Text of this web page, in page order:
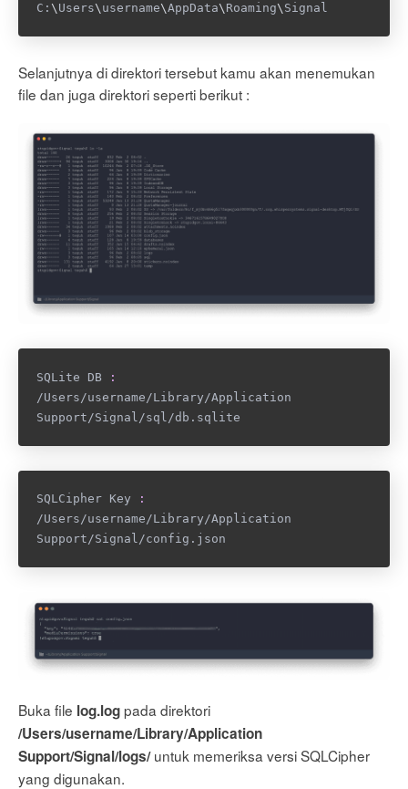
C:\ Users\ username\AppData\ Roaming\ Signal
Selanjutnya di direktori tersebut kamu akan menemukan
file dan juga direktori seperti berikut :
SQLite DB
:
/Users/username/Library/Application
Support/Signal/sql/db.sqlite
SQLCipher Key
:
/Users/username/Library/Application
Support/Signal/config.json
Buka file log.logpada direktori
/Users/username/Library/Application
Support/Signal/logs/untuk memeriksa versi SQLCipher
yang digunakan.